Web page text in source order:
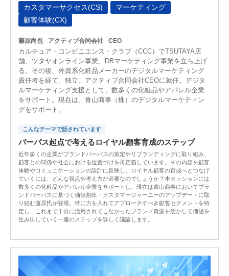
カスタマーサクセス(CS)
マーケティング
顧客体験(CX)
藤原尚也 アクティブ合同会社 CEO
カルチュア・コンビニエンス・クラブ（CCC）でTSUTAYA店
舗、ツタヤオンライン事業、DBマーケティング事業を立ち上げ
る。その後、外資系化粧品メーカーのデジタルマーケティング
責任者を経て、独立。アクティブ合同会社CEOに就任。デジタ
ルマーケティング支援として、数多くの化粧品やアパレル企業
をサポート。現在は、青山商事（株）のデジタルマーケティン
グをサポート。
こんなテーマで話されています
パーパス起点で考えるロイヤル顧客育成のステップ
近年多くの企業がブランドパーパスの策定やリブランディングに取り組み、
顧客との関係や社会における位置づけを再定義しています。その内容を顧客
体験やコミュニケーションの設計に反映し、ロイヤル顧客の育成へとつなげ
ていくには、どんな視点や考え方が必要なのでしょうか？本セッションには
数多くの化粧品やアパレル企業をサポートし、現在は青山商事においてブラ
ンドパーパスに基づく価値創出・カスタマージャーニーのアップデートに取
り組む藤原氏が登壇。特に力を入れてアプローチすべき顧客セグメントを特
定し、これまで十分に活用されてこなかったブランド資源を活かして価値を
生み出していく一連のステップを詳しく議論します。